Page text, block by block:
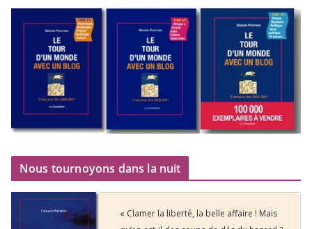
Nous tournoyons dans la nuit
« Clamer la liberté, la belle affaire ! Mais